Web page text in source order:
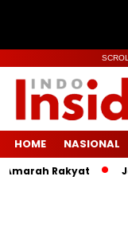
HOME NASIONAL
Rakyat